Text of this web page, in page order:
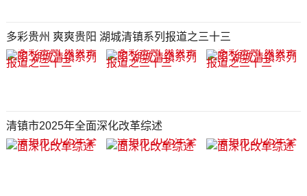
多彩贵州 爽爽贵阳 湖城清镇系列报道之三十三
清镇市2025年全面深化改革综述